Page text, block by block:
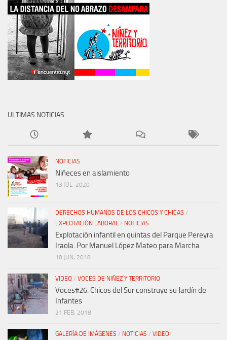
ULTIMAS NOTICIAS
NOTICIAS
Niñeces en aislamiento
13 JUL, 2020
DERECHOS HUMANOS DE LOS CHICOS Y CHICAS /
EXPLOTACIÓN LABORAL / NOTICIAS
Explotación infantil en quintas del Parque Pereyra
Iraola. Por Manuel López Mateo para Marcha
18 JUN, 2018
VIDEO / VOCES DE NIÑEZ Y TERRITORIO
Voces#26: Chicos del Sur construye su Jardín de
Infantes
21 FEB, 2018
GALERÍA DE IMÁGENES / NOTICIAS / VIDEO